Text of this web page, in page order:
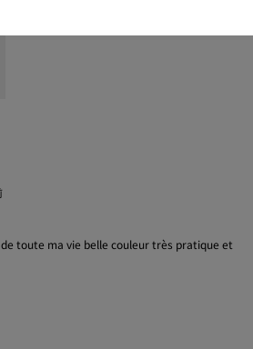
toute ma vie belle couleur très pratique et